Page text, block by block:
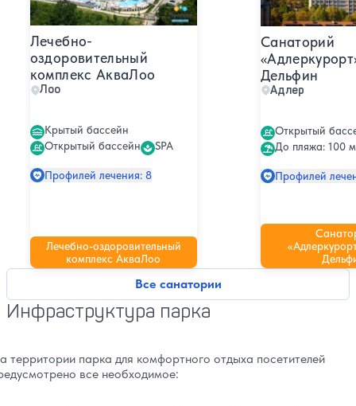
Все санатории
Лечебно-
оздоровительный
комплекс АкваЛоо
Лоо
Крытый бассейн
Открытый бассейн
SPA
Профилей лечения: 8
Лечебно-оздоровительный
комплекс АкваЛоо
Санаторий
Дельфин
Адлер
Открытый
До пляжа: 100
Профилей
Инфраструктура парка
территории парка для комфортного отдыха посетителей
все необходимое: